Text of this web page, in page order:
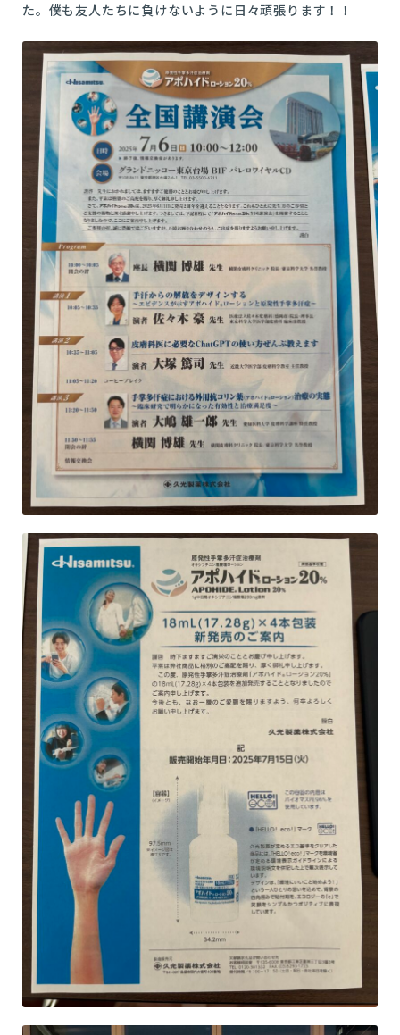
た。僕も友人たちに負けないように日々頑張ります！！